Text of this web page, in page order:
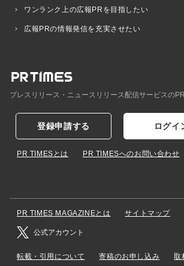
ワンランク上の広報PRを目指したい
広報PRの情報発信を充実させたい
プレスリリース・ニュースリリース配信サービスの
登録申請する ログイ
PR TIMESとは PR TIMESへのお問い合わせ
PR TIMES MAGAZINEとは サイトマップ
公式アカウント
転載・引用について 寄稿のお申し込み 取